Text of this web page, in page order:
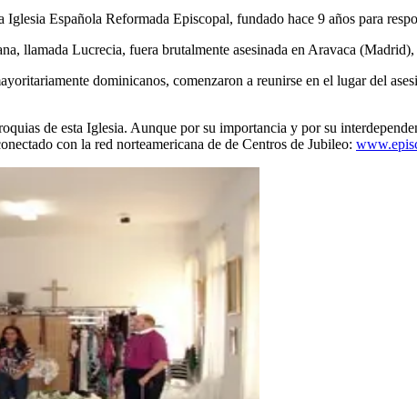
Española Reformada Episcopal, fundado hace 9 años para
llamada Lucrecia, fuera brutalmente asesinada en Aravaca
dominicanos, comenzaron a reunirse en el lugar del
de esta Iglesia. Aunque por su importancia y por su
con la red norteamericana de de Centros de Jubileo: